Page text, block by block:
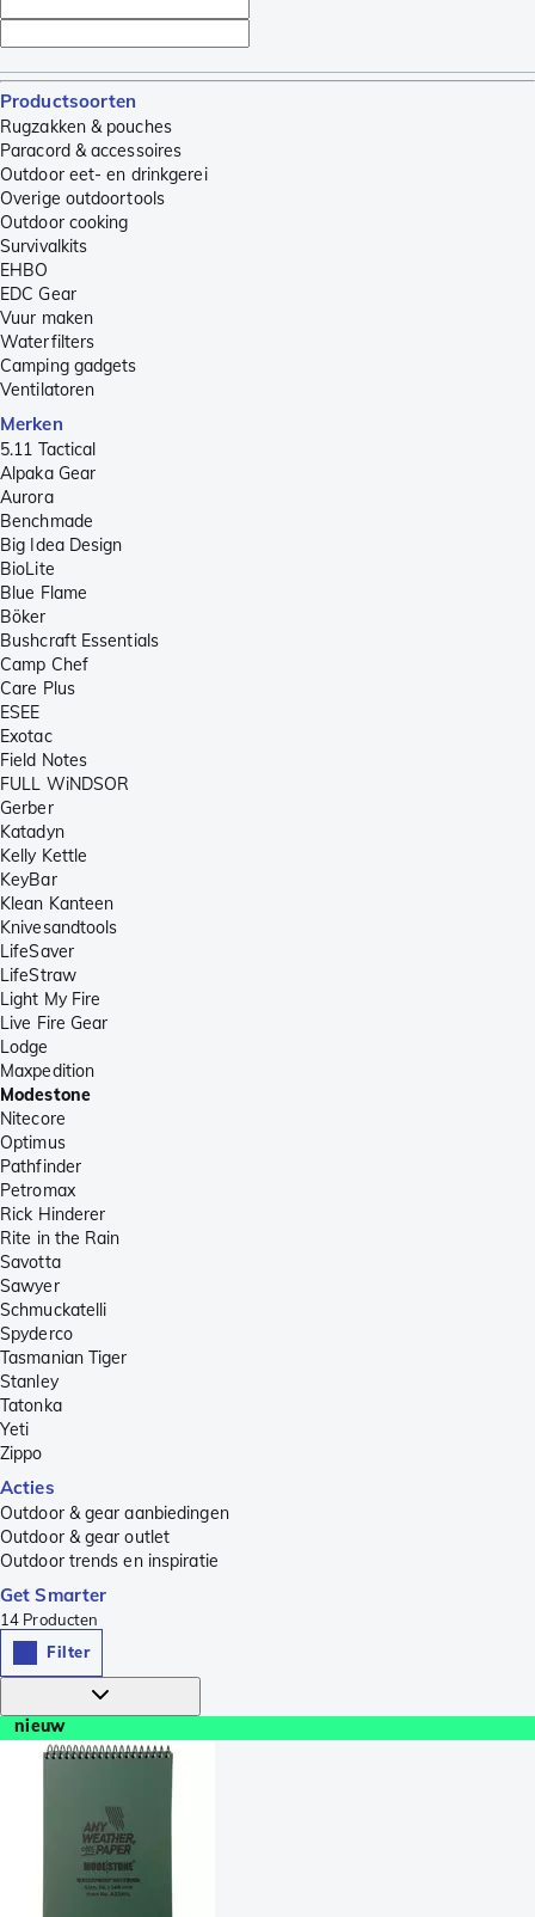
Productsoorten
Rugzakken & pouches
Paracord & accessoires
Outdoor eet- en drinkgerei
Overige outdoortools
Outdoor cooking
Survivalkits
EHBO
EDC Gear
Vuur maken
Waterfilters
Camping gadgets
Ventilatoren
Merken
5.11 Tactical
Alpaka Gear
Aurora
Benchmade
Big Idea Design
BioLite
Blue Flame
Böker
Bushcraft Essentials
Camp Chef
Care Plus
ESEE
Exotac
Field Notes
FULL WiNDSOR
Gerber
Katadyn
Kelly Kettle
KeyBar
Klean Kanteen
Knivesandtools
LifeSaver
LifeStraw
Light My Fire
Live Fire Gear
Lodge
Maxpedition
Modestone
Nitecore
Optimus
Pathfinder
Petromax
Rick Hinderer
Rite in the Rain
Savotta
Sawyer
Schmuckatelli
Spyderco
Tasmanian Tiger
Stanley
Tatonka
Yeti
Zippo
Acties
Outdoor & gear aanbiedingen
Outdoor & gear outlet
Outdoor trends en inspiratie
Get Smarter
14 Producten
Filter
nieuw